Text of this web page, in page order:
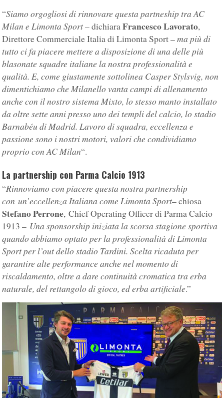
“Siamo orgogliosi di rinnovare questa partneship tra AC
Milan e Limonta Sport– dichiaraFrancesco Lavorato,
Direttore Commerciale Italia di Limonta Sport –ma più di
tutto ci fa piacere mettere a disposizione di una delle più
blasonate squadre italiane la nostra professionalità e
qualità. E, come giustamente sottolinea Casper Stylsvig, non
dimentichiamo che Milanello vanta campi di allenamento
anche con il nostro sistema Mixto, lo stesso manto installato
da oltre sette anni presso uno dei templi del calcio, lo stadio
Barnabéu di Madrid. Lavoro di squadra, eccellenza e
passione sono i nostri motori, valori che condividiamo
proprio con AC Milan“.
La partnership con Parma Calcio 1913
“Rinnoviamo con piacere questa nostra partnership
con un’eccellenza Italiana come Limonta Sport– chiosa
Stefano Perrone, Chief Operating Officer di Parma Calcio
1913 – Una sponsorship iniziata la scorsa stagione sportiva
quando abbiamo optato per la professionalità di Limonta
Sport per l’out dello stadio Tardini. Scelta ricaduta per
garantire alte performance anche nel momento di
riscaldamento, oltre a dare continuità cromatica tra erba
naturale, del rettangolo di gioco, ed erba artificiale.”